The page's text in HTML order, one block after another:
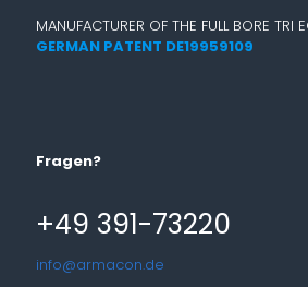
MANUFACTURER OF THE FULL BORE TRI
GERMAN PATENT DE19959109
Fragen?
+49 391-73220
info@armacon.de